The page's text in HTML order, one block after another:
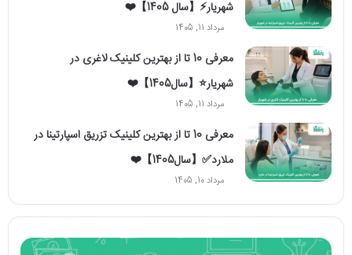
شهریار⚡【سال 1405】❤️
مرداد 11, 1405
معرفی 10 تا از بهترین کلینیک لاغری در
شهریار⭐【سال1405】❤️
مرداد 11, 1405
معرفی 10 تا از بهترین کلینیک تزریق اسپارتینا در
ملارد✅【سال1405】❤️
مرداد 10, 1405